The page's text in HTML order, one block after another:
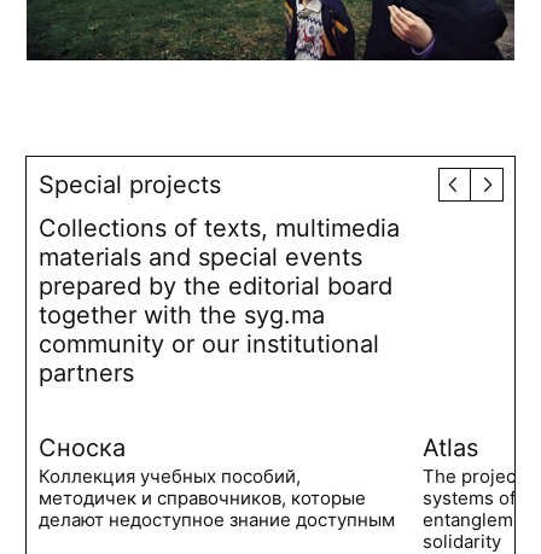
Special projects
Collections of texts, multimedia
materials and special events
prepared by the editorial board
together with the syg.ma
community or our institutional
partners
Сноска
Коллекция учебных пособий,
методичек и справочников, которые
делают недоступное знание доступным
Atlas
The project
systems of
solidarity